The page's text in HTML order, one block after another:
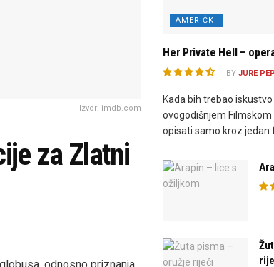
Izvor: imdb.com
za Zlatni
AMERIČKI
Her Private Hell –
BY JURE
Kada bih trebao
ovogodišnjem
opisati samo kroz jedan